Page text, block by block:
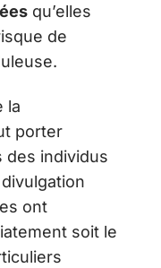
qu’elles
de
la
porter
des individus
ont
soit le